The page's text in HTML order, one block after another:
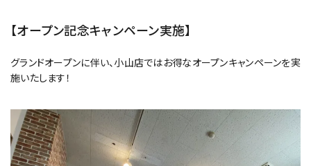
【オープン記念キャンペーン実施】
グランドオープンに伴い、小山店ではお得なオープンキャンペーンを実
施いたします！